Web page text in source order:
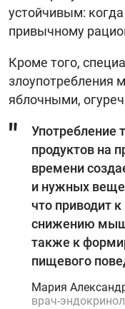
устойчивым:
привычному
Кроме того,
злоупотребления
яблочными,
Употребление
продуктов на
времени
и нужных
что приводит
снижению
также к
пищевого
Мария
врач-